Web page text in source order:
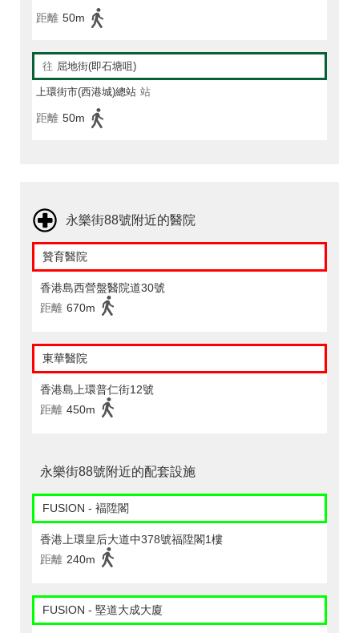
距離 50m
往 屈地街(即石塘咀)
上環街市(西港城)總站 站
距離 50m
永樂街88號附近的醫院
贊育醫院
香港島西營盤醫院道30號
距離 670m
東華醫院
香港島上環普仁街12號
距離 450m
永樂街88號附近的配套設施
FUSION - 褔陞閣
香港上環皇后大道中378號福陞閣1樓
距離 240m
FUSION - 堅道大成大廈